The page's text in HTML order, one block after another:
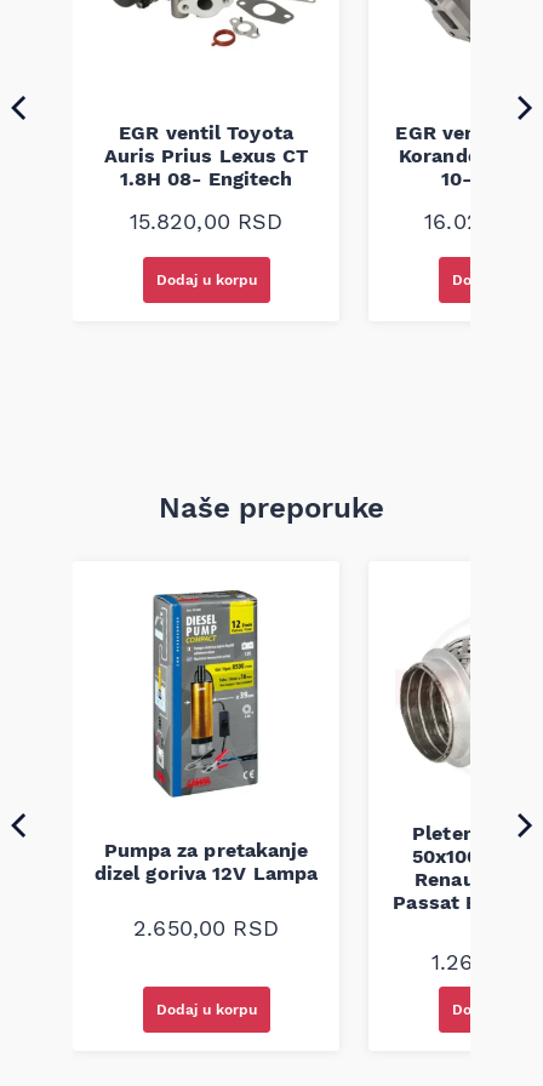
je izrađen po fabričkim standardima.
EGR ventil Toyota
Auris Prius Lexus CT
1.8H 08- Engitech
15.820,00 RSD
Dodaj u korpu
EGR ventil
Korando
10-
16.020,00
Dodaj u
Naše preporuke
Pumpa za pretakanje
dizel goriva 12V Lampa
2.650,00 RSD
Dodaj u korpu
Pletenica
50x100 Audi
Renault
Passat B5
1.260,00
Dodaj u